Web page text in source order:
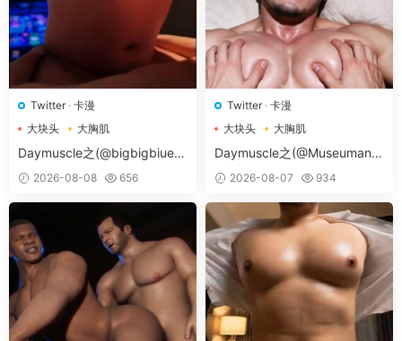
本网站为一次付费全站免费模式。
♥无法获取邮箱验证码：如修改密码时无法收到邮箱
信息，请手动登陆您的邮箱后刷新一下，或者联系微
信客服（tianyouwuwang）后台帮您修改。
如需求片请跳转论坛
求片区留言，如碰到问题请转论
坛问题反馈区
付费后未获得卡号卡密：付款后稍几秒，不要关闭页
面，或者到付款页顶上「订单查询」进行查询。
会员账号可查看本教程（会员获取教程）如果打开后
视频显示失败，刷新下页面即可。
♥解压方法：
本网站大部分文件均采用分卷压缩，下
载时，请务必全部下载下来后解压第一个压缩包即
可，文件下载后务必阅读「点击下载」下方的文字。
♥解压密码：请在获取会员后，依次点击「立即下
Twitter· 卡漫
大块头
大胸肌
大胸肌肉男
Daymuscle之(@bigbigbiue-
@BBb）
2026-08-08 656
Twitter· 卡漫
大块头
大胸肌
大胸肌肉男
Daymuscle之(@Museumans-
@Museuman）
2026-08-07 934